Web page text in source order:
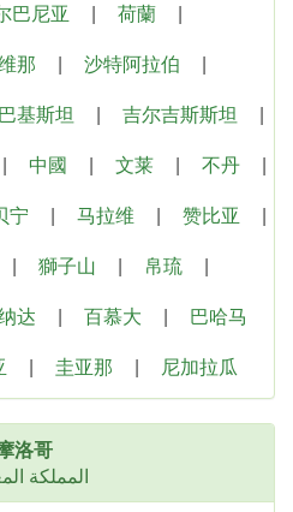
巴尼亚 | 荷蘭
|
那
| 沙特阿拉伯
|
巴基斯坦 | 吉尔吉斯斯坦
|
| 中國 | 文莱 | 不丹
|
宁 | 马拉维 | 赞比亚
|
| 獅子山 | 帛琉
|
达 | 百慕大 |
巴哈马
| 圭亚那 | 尼加拉瓜
洛哥
المملكة